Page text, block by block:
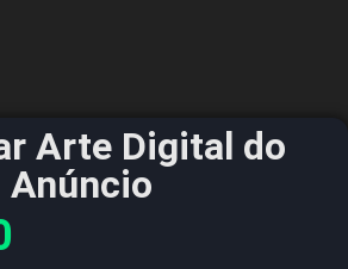
Arte Digital do
Anúncio